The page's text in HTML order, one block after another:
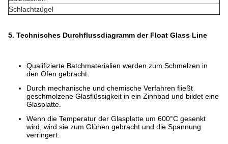
Schlachtzügel
5. Technisches Durchflussdiagramm der Float Glass Line
Qualifizierte Batchmaterialien werden zum Schmelzen in
den Ofen gebracht.
Durch mechanische und chemische Verfahren fließt
geschmolzene Glasflüssigkeit in ein Zinnbad und bildet eine
Glasplatte.
Wenn die Temperatur der Glasplatte um 600°C gesenkt
wird, wird sie zum Glühen gebracht und die Spannung
verringert.